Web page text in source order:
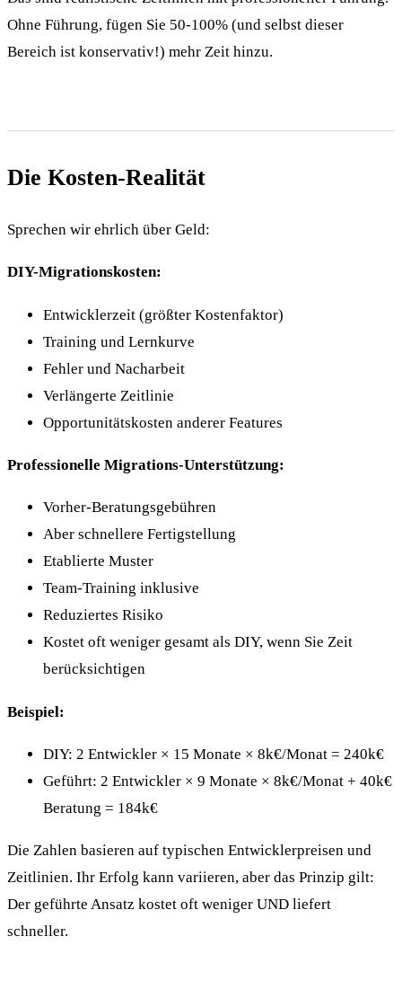
Ohne Führung, fügen Sie 50-100% (und selbst dieser
Bereich ist konservativ!) mehr Zeit hinzu.
Die Kosten-Realität
Sprechen wir ehrlich über Geld:
DIY-Migrationskosten:
Entwicklerzeit (größter Kostenfaktor)
Training und Lernkurve
Fehler und Nacharbeit
Verlängerte Zeitlinie
Opportunitätskosten anderer Features
Professionelle Migrations-Unterstützung:
Vorher-Beratungsgebühren
Aber schnellere Fertigstellung
Etablierte Muster
Team-Training inklusive
Reduziertes Risiko
Kostet oft weniger gesamt als DIY, wenn Sie Zeit
berücksichtigen
Beispiel:
DIY: 2 Entwickler × 15 Monate × 8k€/Monat = 240k€
Geführt: 2 Entwickler × 9 Monate × 8k€/Monat + 40k€
Beratung = 184k€
Die Zahlen basieren auf typischen Entwicklerpreisen und
Zeitlinien. Ihr Erfolg kann variieren, aber das Prinzip gilt:
Der geführte Ansatz kostet oft weniger UND liefert
schneller.